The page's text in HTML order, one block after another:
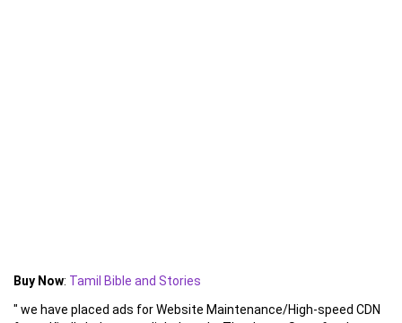
Buy Now: Tamil Bible and Stories
" we have placed ads for Website Maintenance/High-speed CDN